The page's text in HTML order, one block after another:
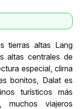
tierras altas Lang
altas centrales de
especial, clima
bonitos, Dalat es
turísticos más
viajeros